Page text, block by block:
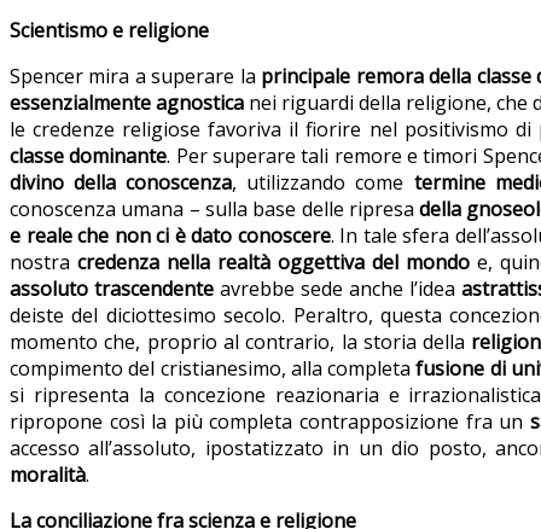
Scientismo e religione
Spencer mira a superare la principale remora della classe
essenzialmente agnostica nei riguardi della religione, che
le credenze religiose favoriva il fiorire nel positivismo di
classe dominante. Per superare tali remore e timori
divino della conoscenza, utilizzando come termine
conoscenza umana – sulla base delle ripresadella
e reale che non ci è dato conoscere. In tale sfera
nostra credenza nella realtà oggettiva del mondoe,
assoluto trascendente avrebbe sede anche l’idea
deiste del diciottesimo secolo. Peraltro, questa
momento che, proprio al contrario, la storia della
compimento del cristianesimo, alla completafusione di
si ripresenta la concezione reazionaria e
ripropone così la più completa contrapposizione fra un
accesso all’assoluto, ipostatizzato in un dio posto,
moralità.
La conciliazione fra scienza e religione